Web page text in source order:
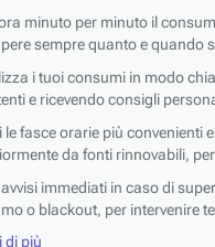
minuto per minuto il
sempre quanto e quando
i tuoi consumi in modo
e ricevendo consigli
le fasce orarie più convenienti
da fonti rinnovabili,
avvisi immediati in caso di
o blackout, per intervenire
di più